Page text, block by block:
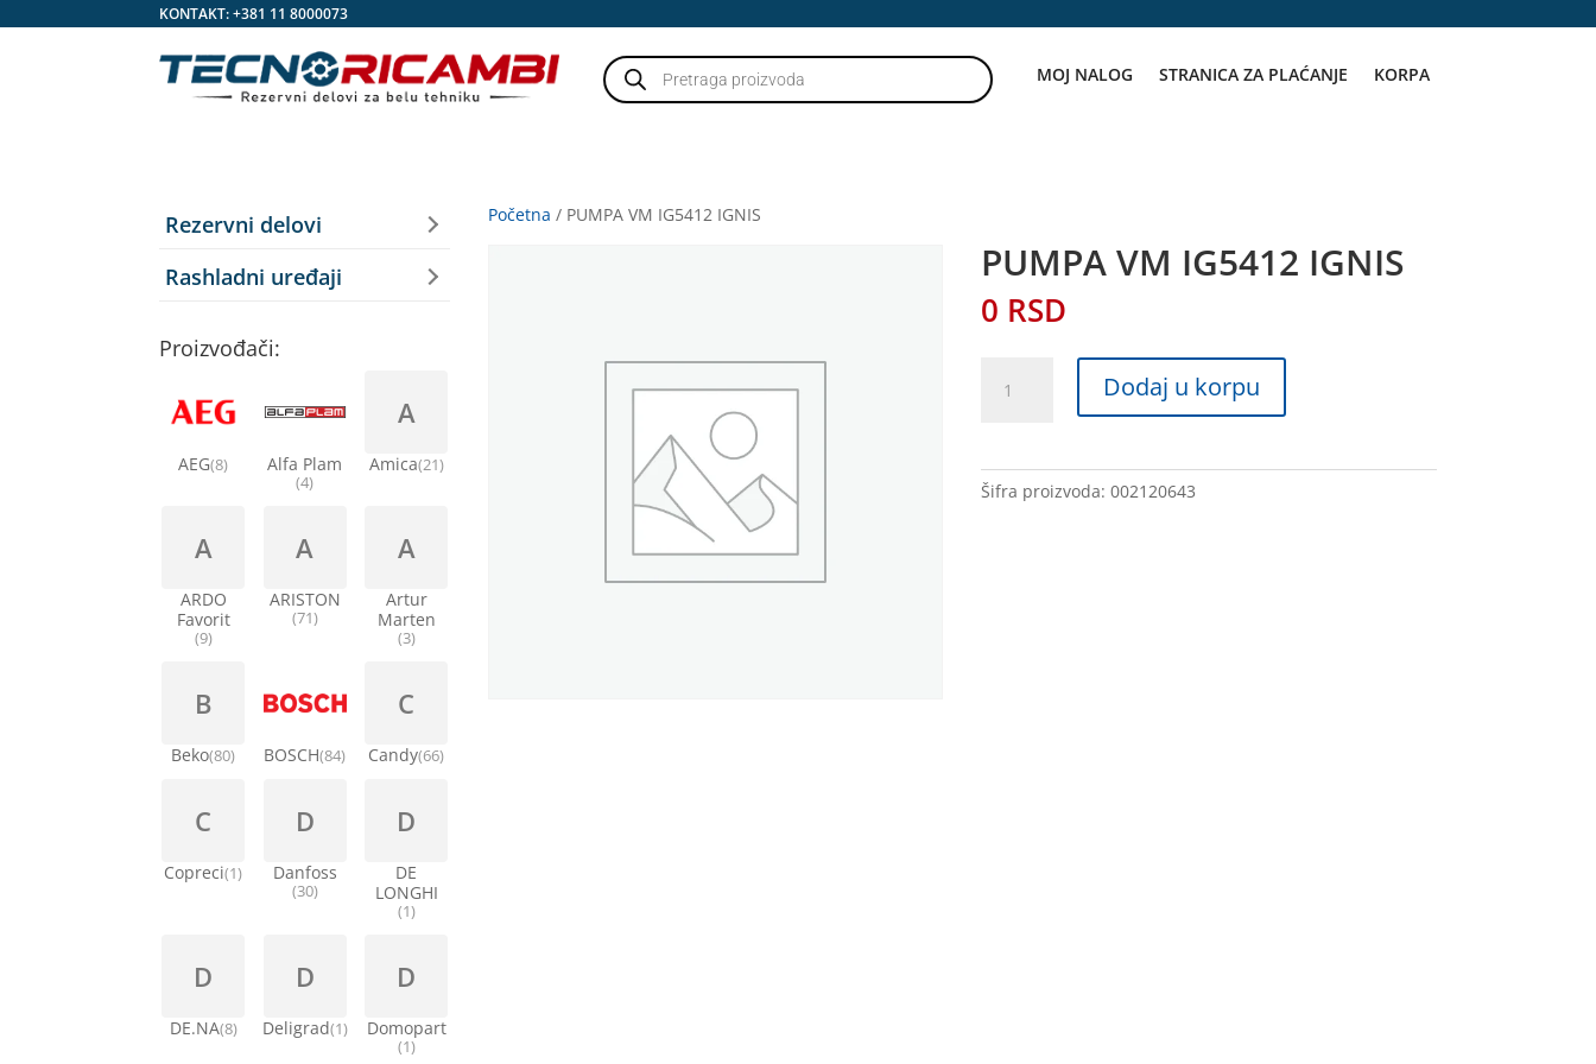
KONTAKT:+381 11 8000073
Products
search MOJ NALOG STRANICA ZA PLAĆANJE KORPA
Početna / PUMPA VM IG5412 IGNIS
PUMPA VM IG5412 IGNIS
0 RSD
količina
Dodaj u korpu
Šifra proizvoda:002120643
Rezervni delovi
Rashladni uređaji
Proizvođači:
AEG(8) Alfa Plam
(4)
A
Amica(21)
A
ARDO
Favorit
(9)
A
ARISTON
(71)
A
Artur
Marten
(3)
B
Beko(80) BOSCH(84)
C
Candy(66)
C
Copreci(1)
D
Danfoss
(30)
D
DE
LONGHI
(1)
D
DE.NA(8)
D
Deligrad(1)
D
Domopart
(1)